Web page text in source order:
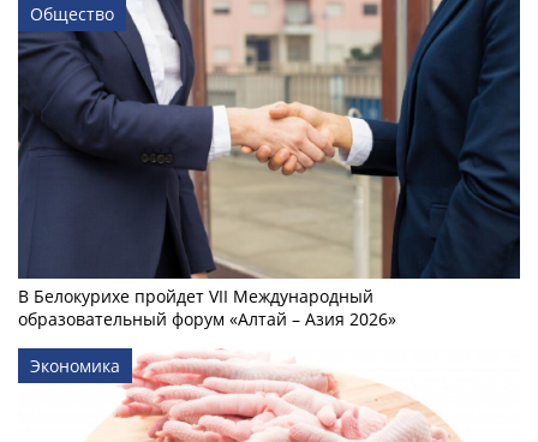
Общество
В Белокурихе пройдет VII Международный
образовательный форум «Алтай – Азия 2026»
Экономика